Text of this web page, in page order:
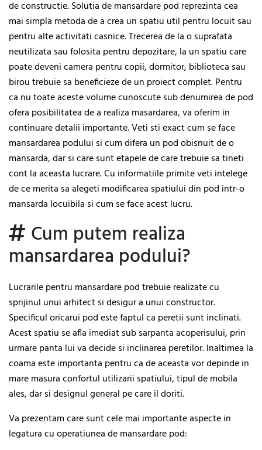
de constructie. Solutia de mansardare pod reprezinta cea
mai simpla metoda de a crea un spatiu util pentru locuit sau
pentru alte activitati casnice. Trecerea de la o suprafata
neutilizata sau folosita pentru depozitare, la un spatiu care
poate deveni camera pentru copii, dormitor, biblioteca sau
birou trebuie sa beneficieze de un proiect complet. Pentru
ca nu toate aceste volume cunoscute sub denumirea de pod
ofera posibilitatea de a realiza masardarea, va oferim in
continuare detalii importante. Veti sti exact cum se face
mansardarea podului si cum difera un pod obisnuit de o
mansarda, dar si care sunt etapele de care trebuie sa tineti
cont la aceasta lucrare. Cu informatiile primite veti intelege
de ce merita sa alegeti modificarea spatiului din pod intr-o
mansarda locuibila si cum se face acest lucru.
Cum putem realiza
mansardarea podului?
Lucrarile pentru mansardare pod trebuie realizate cu
sprijinul unui arhitect si desigur a unui constructor.
Specificul oricarui pod este faptul ca peretii sunt inclinati.
Acest spatiu se afla imediat sub sarpanta acoperisului, prin
urmare panta lui va decide si inclinarea peretilor. Inaltimea la
coama este importanta pentru ca de aceasta vor depinde in
mare masura confortul utilizarii spatiului, tipul de mobila
ales, dar si designul general pe care il doriti.
Va prezentam care sunt cele mai importante aspecte in
legatura cu operatiunea de mansardare pod: